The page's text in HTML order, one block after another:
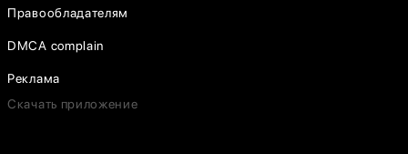
Правообладателям
DMCA complain
Реклама
Скачать приложение